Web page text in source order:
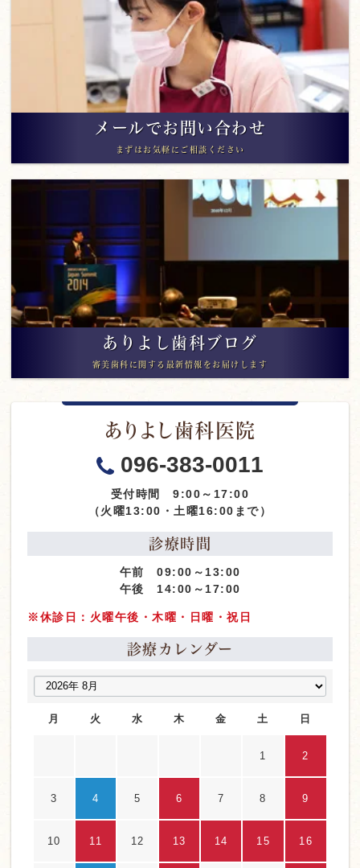
メールでお問い合わせ
まずはお気軽にご相談ください
ありよし歯科ブログ
審美歯科に関する最新情報をお届けします
ありよし歯科医院
096-383-0011
受付時間 9:00～17:00
（火曜13:00・土曜16:00まで）
診療時間
午前 09:00～13:00
午後 14:00～17:00
※休診日：火曜午後・木曜・日曜・祝日
診療カレンダー
月 火 水 木 金 土 日
1 2
3 4 5 6 7 8 9
10 11 12 13 14 15 16